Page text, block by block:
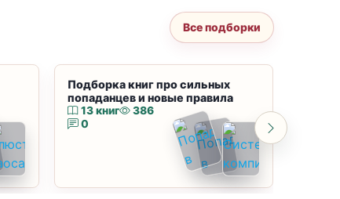
Все подборки
Подборка книг про сильных
попаданцев и новые правила
13 книг
386
0